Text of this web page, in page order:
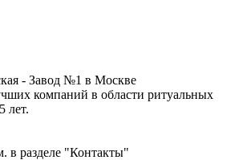
- Завод №1 в Москве
компаний в области ритуальных
лет.
в разделе "Контакты"